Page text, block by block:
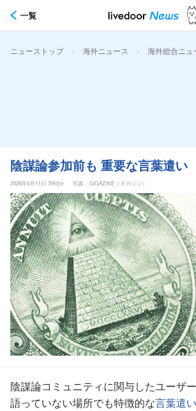
一覧
ニューストップ > 海外ニュース > 海外総合ニュ
陰謀論参加前も 重要な言葉遣い
2026年6月11日 7時0分 写真：GIGAZINE（ギガジン）
陰謀論コミュニティに関与したユーザ
語っていない場所でも特徴的な言葉遣い